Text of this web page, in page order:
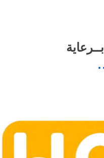
بــرعاية